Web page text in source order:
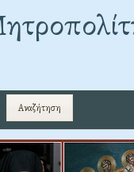
Αναζήτηση